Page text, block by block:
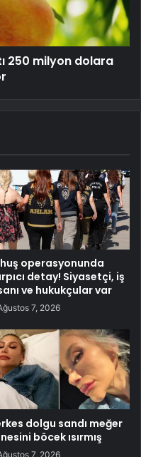
250 milyon dolara
operasyonunda
detay! Siyasetçi, iş
ve hukukçular var
7, 2026
dolgu sandı meğer
böcek ısırmış
7, 2026